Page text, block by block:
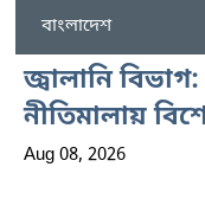
বাংলাদেশ
জ্বালানি বিভাগ:
নীতিমালায়
Aug 08, 2026